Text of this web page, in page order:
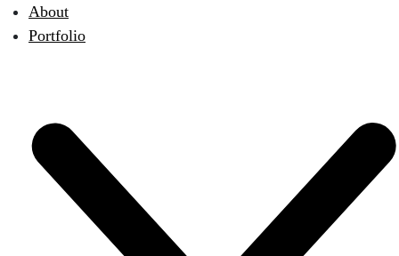
About
Portfolio